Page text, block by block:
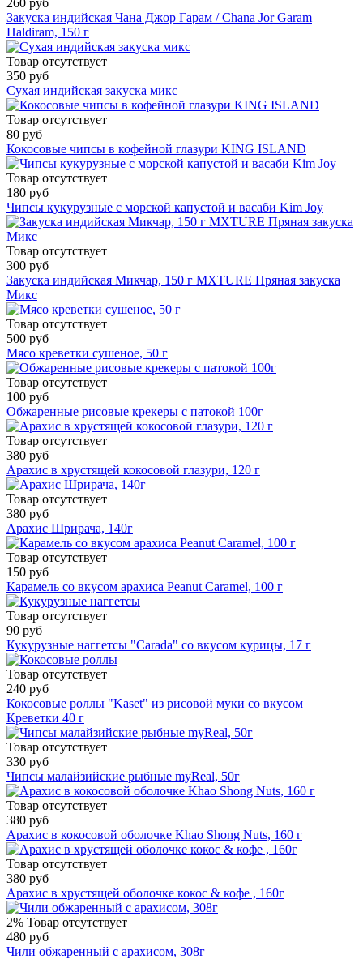
Закуска индийская Чана Джор Гарам / Chana Jor Garam
Haldiram, 150 г
Товар отсутствует
350 руб
Сухая индийская закуска микс
Товар отсутствует
80 руб
Кокосовые чипсы в кофейной глазури KING ISLAND
Товар отсутствует
180 руб
Чипсы кукурузные с морской капустой и васаби Kim Joy
Товар отсутствует
300 руб
Закуска индийская Микчар, 150 г MXTURE Пряная закуска
Микс
Товар отсутствует
500 руб
Мясо креветки сушеное, 50 г
Товар отсутствует
100 руб
Обжаренные рисовые крекеры с патокой 100г
Товар отсутствует
380 руб
Арахис в хрустящей кокосовой глазури, 120 г
Товар отсутствует
380 руб
Арахис Шрирача, 140г
Товар отсутствует
150 руб
Карамель со вкусом арахиса Peanut Caramel, 100 г
Товар отсутствует
90 руб
Кукурузные наггетсы "Carada" со вкусом курицы, 17 г
Товар отсутствует
240 руб
Кокосовые роллы "Kaset" из рисовой муки со вкусом
Креветки 40 г
Товар отсутствует
330 руб
Чипсы малайзийские рыбные myReal, 50г
Товар отсутствует
380 руб
Арахис в кокосовой оболочке Khao Shong Nuts, 160 г
Товар отсутствует
380 руб
Арахис в хрустящей оболочке кокос & кофе , 160г
2% Товар отсутствует
480 руб
Чили обжаренный с арахисом, 308г